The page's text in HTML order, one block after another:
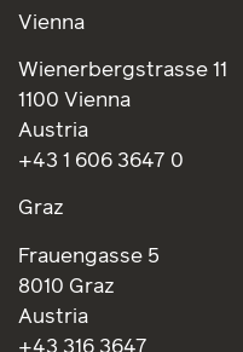
1100 Vienna
Austria
+43 1 606 3647 0